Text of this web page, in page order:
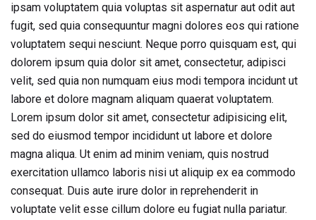
ipsam voluptatem quia voluptas sit aspernatur aut odit aut
fugit, sed quia consequuntur magni dolores eos qui ratione
voluptatem sequi nesciunt. Neque porro quisquam est, qui
dolorem ipsum quia dolor sit amet, consectetur, adipisci
velit, sed quia non numquam eius modi tempora incidunt ut
labore et dolore magnam aliquam quaerat voluptatem.
Lorem ipsum dolor sit amet, consectetur adipisicing elit,
sed do eiusmod tempor incididunt ut labore et dolore
magna aliqua. Ut enim ad minim veniam, quis nostrud
exercitation ullamco laboris nisi ut aliquip ex ea commodo
consequat. Duis aute irure dolor in reprehenderit in
voluptate velit esse cillum dolore eu fugiat nulla pariatur.